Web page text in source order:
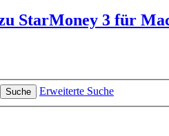
StarMoney 3 für
Suche
Erweiterte Suche